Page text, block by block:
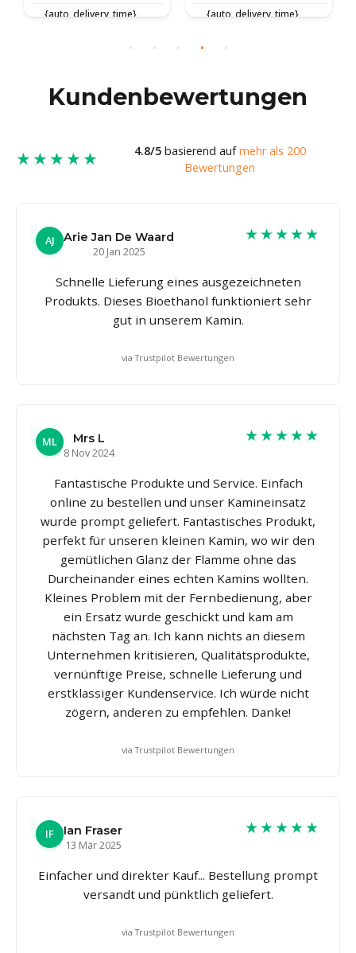
{auto_delivery_time} {auto_delivery_time}
Kundenbewertungen
★★★★★ 4.8/5basierend aufmehr als 200
Bewertungen
AJ
Arie Jan De Waard
20 Jan 2025
★★★★★
Schnelle Lieferung eines ausgezeichneten
Produkts. Dieses Bioethanol funktioniert sehr
gut in unserem Kamin.
via Trustpilot Bewertungen
ML
Mrs L
8 Nov 2024
★★★★★
Fantastische Produkte und Service. Einfach
online zu bestellen und unser Kamineinsatz
wurde prompt geliefert. Fantastisches Produkt,
perfekt für unseren kleinen Kamin, wo wir den
gemütlichen Glanz der Flamme ohne das
Durcheinander eines echten Kamins wollten.
Kleines Problem mit der Fernbedienung, aber
ein Ersatz wurde geschickt und kam am
nächsten Tag an. Ich kann nichts an diesem
Unternehmen kritisieren, Qualitätsprodukte,
vernünftige Preise, schnelle Lieferung und
erstklassiger Kundenservice. Ich würde nicht
zögern, anderen zu empfehlen. Danke!
via Trustpilot Bewertungen
IF
Ian Fraser
13 Mär 2025
★★★★★
Einfacher und direkter Kauf... Bestellung prompt
versandt und pünktlich geliefert.
via Trustpilot Bewertungen